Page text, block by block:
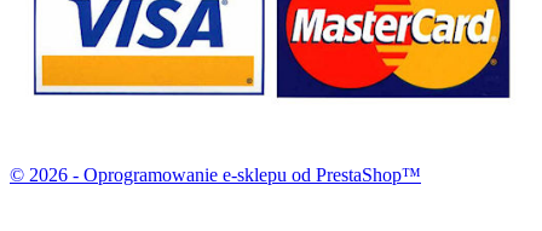
© 2026 - Oprogramowanie e-sklepu od PrestaShop™